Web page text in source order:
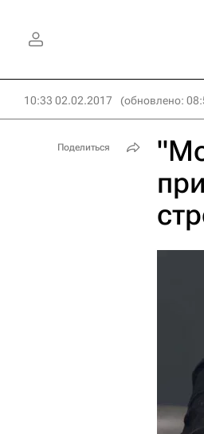
10:33 02.02.2017 (обновлено:
Поделиться